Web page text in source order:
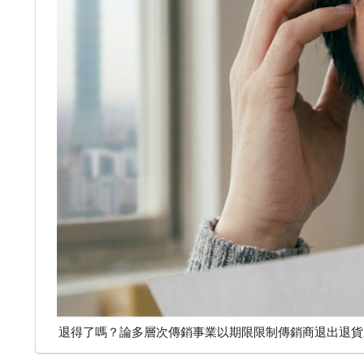
退得了嗎？論多層次傳銷事業以期限限制傳銷商退出退